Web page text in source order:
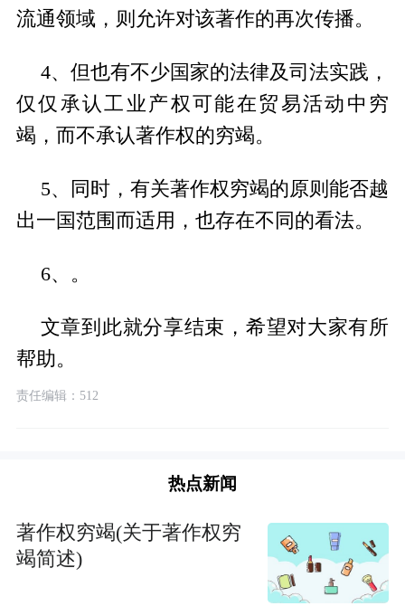
流通领域，则允许对该著作的再次传播。
4、但也有不少国家的法律及司法实践，
仅仅承认工业产权可能在贸易活动中穷
竭，而不承认著作权的穷竭。
5、同时，有关著作权穷竭的原则能否越
出一国范围而适用，也存在不同的看法。
6、。
文章到此就分享结束，希望对大家有所
帮助。
责任编辑：512
热点新闻
著作权穷竭(关于著作权穷
竭简述)